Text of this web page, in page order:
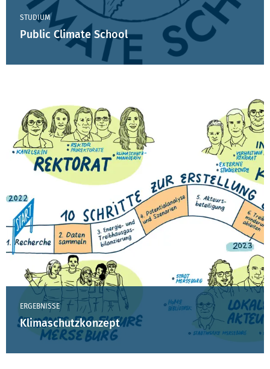
STUDIUM
Public Climate School
ERGEBNISSE
Klimaschutzkonzept